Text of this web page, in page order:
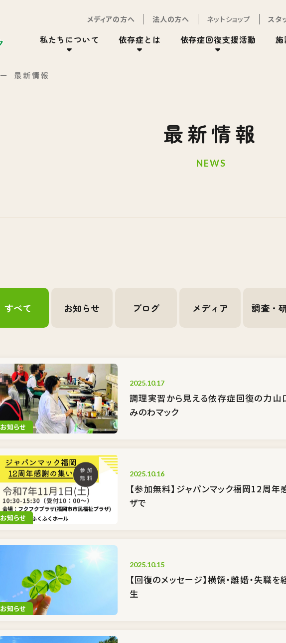
メディアの方へ 法人の方へ ネットショップ スタ
私たちについて 依存症とは 依存症回復支援活動
最新情報
最新情報
NEWS
すべて お知らせ ブログ メディア 調査・
お知らせ
2025.10.17
調理実習から見える依存症回復の力――
みのわマック
お知らせ
2025.10.16
【参加無料】ジャパンマック福岡12周
ザで
お知らせ
2025.10.15
【回復のメッセージ】横領・離婚・失
生